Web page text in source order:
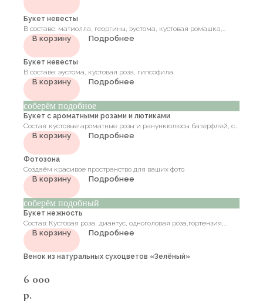
Букет невесты
В составе: матиолла, георгины, эустома, кустовая ромашка,
кустовая роза, эвкалипт
В корзину Подробнее
Букет невесты
В составе: эустома, кустовая роза, гипсофила
В корзину Подробнее
соберём подобное
Букет с ароматными розами и лютиками
Состав: кустовые ароматные розы и ранункюлюсы батерфляй, с
добавлением цветущих веток и эвкалипта
В корзину Подробнее
Фотозона
Создаём красивое пространство для ваших фото
В корзину Подробнее
соберём подобный
Букет нежность
Состав: Кустовая роза, диантус, одноголовая роза,гортензия,
альстромерия, одноголовая роза, зелень
В корзину Подробнее
Венок из натуральных сухоцветов «Зелёный»
6 000
р.